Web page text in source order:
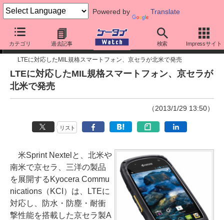
Powered by Translate
カテゴリ 過去記事 検索 Impressサイト
ニュース
LTEに対応したMIL規格スマートフォン、京セラが北米で発売
LTEに対応したMIL規格スマートフォン、京セラが
北米で発売
（2013/1/29 13:50）
リスト
米Sprint Nextelと、北米や
南米で京セラ、三洋の製品
を展開するKyocera Commu
nications（KCI）は、LTEに
対応し、防水・防塵・耐衝
撃性能を搭載した京セラ製A